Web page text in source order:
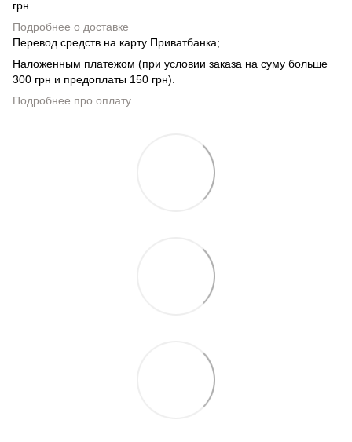
грн.
Подробнее о доставке
Перевод средств на карту Приватбанка;
Наложенным платежом (при условии заказа на суму больше
300 грн и предоплаты 150 грн).
Подробнее про оплату.